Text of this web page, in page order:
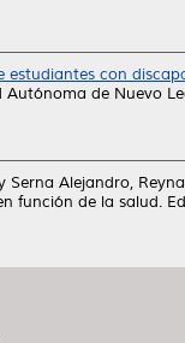
estudiantes con
Autónoma de Nuevo
Serna Alejandro,
función de la salud.